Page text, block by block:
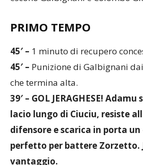
PRIMO TEMPO
45′ –1 minuto di recupero
45′ – Punizione di Galbignani
che termina alta.
39′ – GOL JERAGHESE! Adamu
lacio lungo di Ciuciu, resiste
difensore e scarica in porta
perfetto per battere Zorzetto.
vantaggio.
34′ –Brutto fallo di D’Andrea su